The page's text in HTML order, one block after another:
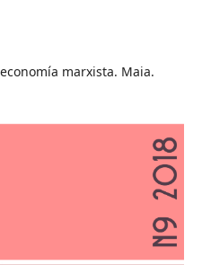
marxista. Maia.